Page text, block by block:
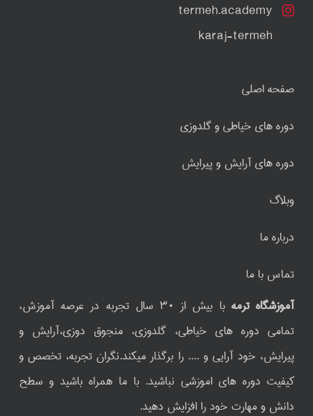
termeh.academy
karaj-termeh
صفحه اصلی
دوره های خیاطی و گلدوزی
دوره های آرایش و پیرایش
وبلاگ
درباره ما
تماس با ما
آموزشگاه ترمه
با بیش از ۳۰ سال تجربه در عرصه آموزش،
تمامی دوره های خیاطی، گلدوزی، منجوق دوزی،آرایش و
پیرایش، خود آرایی و .... را برگذار میکند.نگران تجربه، تخصص و
کیفیت دوره های اموزشی نباشید. با ما همراه باشید و سطح
دانش و مهارت خود را افزایش دهید.